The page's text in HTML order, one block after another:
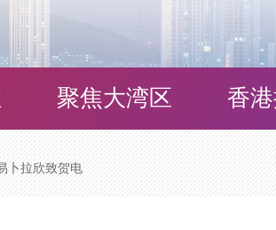
聚焦大湾区 香
卜拉欣致贺电